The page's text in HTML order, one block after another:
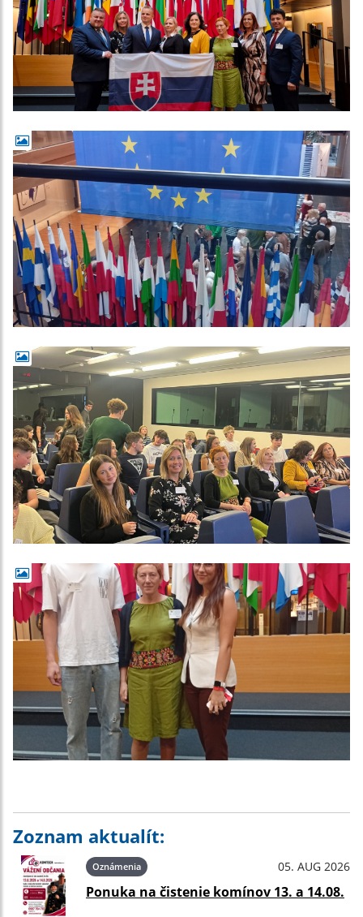
Zoznam aktualít:
Oznámenia 05. AUG 2026
Ponuka na čistenie komínov 13. a 14.08.